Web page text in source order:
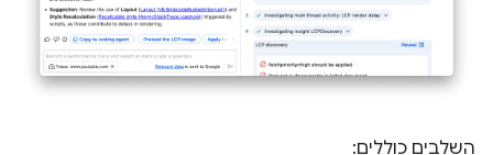
השלבים כוללים: